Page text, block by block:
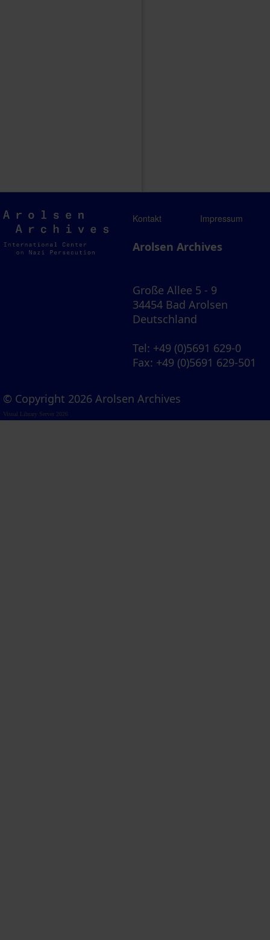
Arolsen
Archives
Kontakt Impressum
Arolsen Archives
Große Allee 5 - 9
34454 Bad Arolsen
Deutschland
Tel: +49 (0)5691 629-0
Fax: +49 (0)5691 629-501
© Copyright 2026 Arolsen Archives
Visual Library Server 2026